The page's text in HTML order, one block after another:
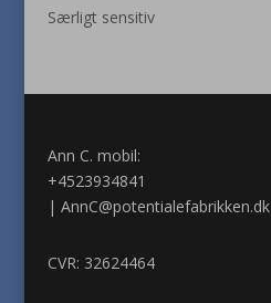
Særligt sensitiv
Ann C. mobil:
+4523934841
| AnnC@potentialefabrikken.dk
CVR: 32624464